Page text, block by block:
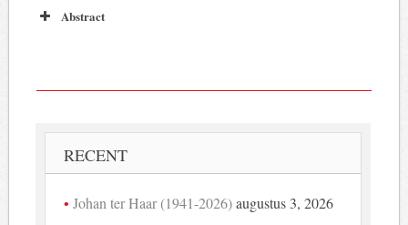
Abstract
RECENT
Johan ter Haar (1941-2026) augustus 3, 2026